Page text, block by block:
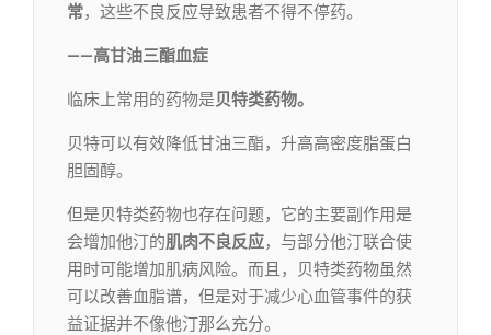
常，这些不良反应导致患者不得不停药。
——高甘油三酯血症
临床上常用的药物是贝特类药物。
贝特可以有效降低甘油三酯，升高高密度脂蛋白
胆固醇。
但是贝特类药物也存在问题，它的主要副作用是
会增加他汀的肌肉不良反应，与部分他汀联合使
用时可能增加肌病风险。而且，贝特类药物虽然
可以改善血脂谱，但是对于减少心血管事件的获
益证据并不像他汀那么充分。